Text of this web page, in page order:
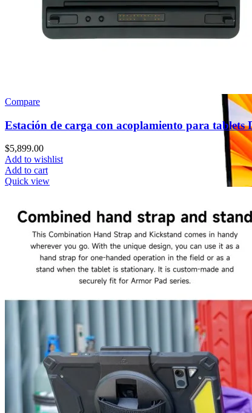
Computadoras de uso rudo
Emdoor
Dell
Getac
Microsoft Surface
Reacondicionados
PANELES
Teguar
Ecom
Compare
Estación de carga con acoplamiento para
$5,899.00
Add to wishlist
Add to cart
Quick view